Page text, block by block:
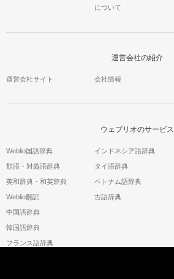
について
運営会社の紹介
運営会社サイト 会社情報
ウェブリオのサービス
Weblio国語辞典
類語・対義語辞典
英和辞典・和英辞典
Weblio翻訳
中国語辞典
韓国語辞典
フランス語辞典
インドネシア語辞典
タイ語辞典
ベトナム語辞典
古語辞典